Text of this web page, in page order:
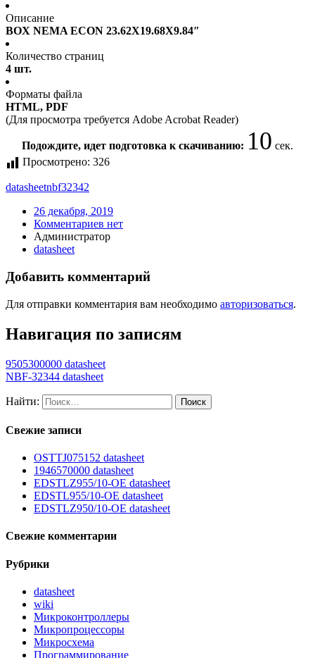
Описание
BOX NEMA ECON 23.62X19.68X9.84″
Количество страниц
4 шт.
Форматы файла
HTML, PDF
(Для просмотра требуется Adobe Acrobat Reader)
Подождите, идет подготовка к скачиванию: 10 сек.
Просмотрено: 326
datasheetnbf32342
26 декабря, 2019
Комментариев нет
Администратор
datasheet
Добавить комментарий
Для отправки комментария вам необходимо авторизоваться.
Навигация по записям
9505300000 datasheet
NBF-32344 datasheet
Найти:
Свежие записи
OSTTJ075152 datasheet
1946570000 datasheet
EDSTLZ955/10-OE datasheet
EDSTL955/10-OE datasheet
EDSTLZ950/10-OE datasheet
Свежие комментарии
Рубрики
datasheet
wiki
Микроконтроллеры
Микропроцессоры
Микросхема
Программирование